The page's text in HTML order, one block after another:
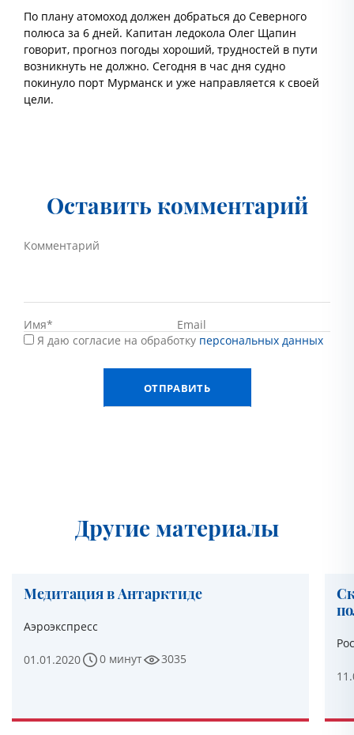
По плану атомоход должен добраться до Северного
полюса за 6 дней. Капитан ледокола Олег Щапин
говорит, прогноз погоды хороший, трудностей в пути
возникнуть не должно. Сегодня в час дня судно
покинуло порт Мурманск и уже направляется к своей
цели.
Оставить комментарий
Я даю согласие на обработку персональных данных
Другие материалы
Медитация в Антарктиде
Аэроэкспресс
01.01.2020 0 минут 3035